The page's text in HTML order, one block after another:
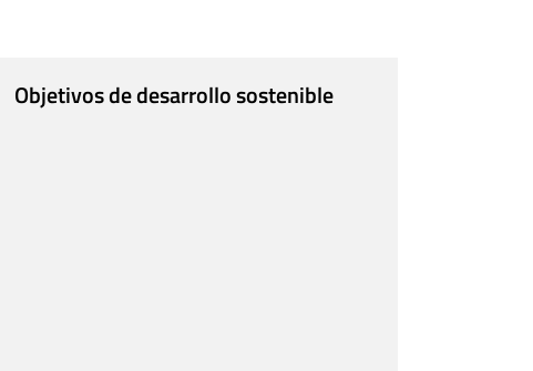
Objetivos de desarrollo sostenible